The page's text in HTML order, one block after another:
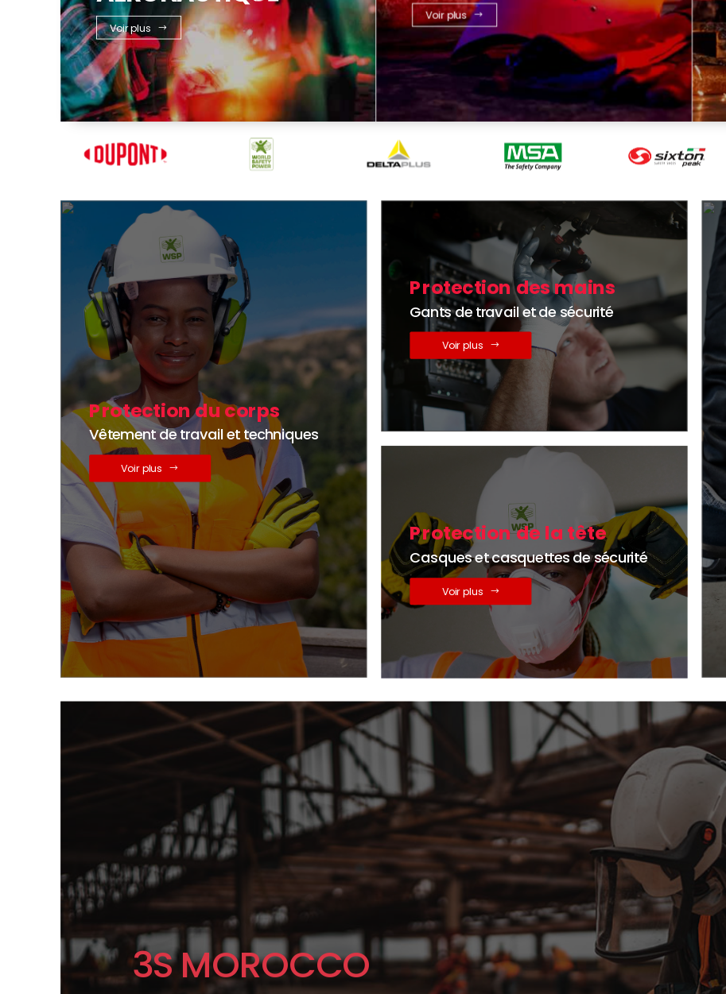
Voir plus
Voir plus
Protection du corps
Vêtement de travail et techniques
Voir plus
Protection des mains
Gants de travail et de sécurité
Voir plus
Protection de la tête
Casques et casquettes de sécurité
Voir plus
3S MOROCCO